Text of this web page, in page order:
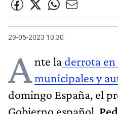
29-05-2023 10:30
Ante la derrota en
municipales y
domingo España, el
Gobierno español,